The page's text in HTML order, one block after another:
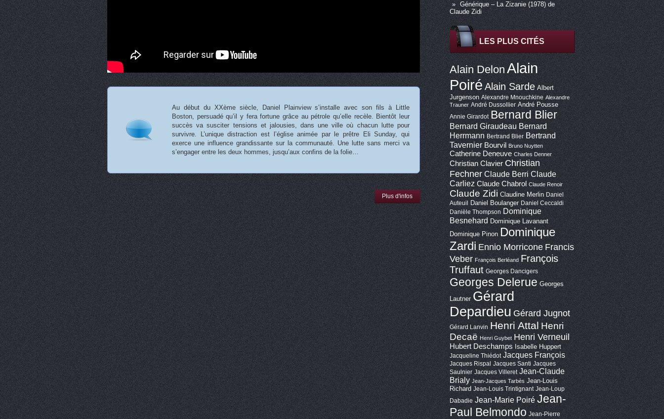
Générique – La Zizanie (1978) de
Claude Zidi
LES PLUS CITÉS
Alain DelonAlain
Poiré Alain Sarde Albert
Jurgenson Alexandre Mnouchkine Alexandre
Trauner André Dussollier André Pousse
Annie Girardot Bernard Blier
Bernard Giraudeau Bernard
Herrmann Bertrand Blier Bertrand
Tavernier Bourvil Bruno Nuytten
Catherine Deneuve Charles Denner
Christian Clavier Christian
Fechner Claude Berri Claude
Carliez Claude Chabrol Claude Renoir
Claude Zidi Claudine Merlin Daniel
Auteuil
Daniel Boulanger Daniel Ceccaldi
Danièle Thompson Dominique
Besnehard Dominique Lavanant
Dominique Pinon Dominique
Zardi Ennio Morricone Francis
Veber François Berléand François
Truffaut Georges Dancigers
Georges Delerue Georges
Lautner Gérard
Depardieu Gérard Jugnot
Gérard Lanvin Henri Attal Henri
Decaë Henri Guybet Henri Verneuil
Hubert Deschamps Isabelle Huppert
Jacqueline Thiédot Jacques François
Jacques Rispal Jacques Santi Jacques
Saulnier Jacques Villeret Jean-Claude
Brialy Jean-Jacques Tarbès Jean-Louis
Richard Jean-Louis Trintignant Jean-Loup
Dabadie Jean-Marie Poiré Jean-
Paul Belmondo Jean-Pierre
Au début du XXème siècle, Daniel Plainview s’installe avec son fils à Little
Boston, persuadé qu’il y fera fortune grâce au pétrole qu’elle recèle. Bientôt leur
succès va susciter tensions et jalousies, dans une ville où chacun lutte pour
survivre. L’unique distraction est l’église animée par le prêtre Eli Sunday, qui
exerce une influence grandissante sur la communauté. Une lutte sans merci va
s’engager entre les deux hommes, jusqu’aux confins de la folie…
Plus d'infos